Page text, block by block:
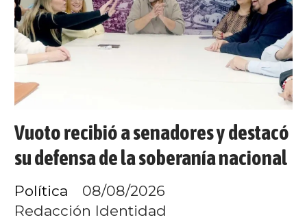
Vuoto recibió a senadores y destacó
su defensa de la soberanía nacional
Redacción Identidad
Política 08/08/2026